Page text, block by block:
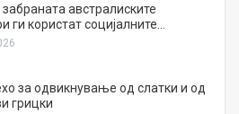
забраната австралиските
ги користат социјалните…
за одвикнување од слатки и од
грицки